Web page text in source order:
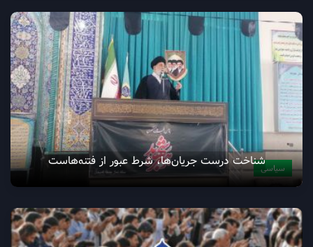
سیاسیشناخت درست جریان‌ها، شرط عبور از فتنه‌هاست